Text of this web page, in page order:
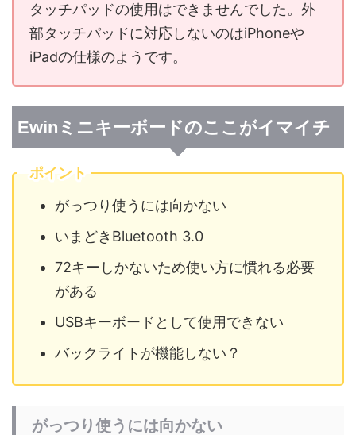
タッチパッドの使用はできませんでした。外
部タッチパッドに対応しないのはiPhoneや
iPadの仕様のようです。
Ewinミニキーボードのここがイマイチ
ポイント
がっつり使うには向かない
いまどきBluetooth 3.0
72キーしかないため使い方に慣れる必要
がある
USBキーボードとして使用できない
バックライトが機能しない？
がっつり使うには向かない